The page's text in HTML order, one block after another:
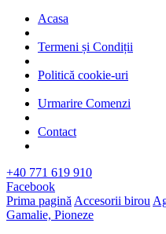
Acasa
Termeni și Condiții
Politică cookie-uri
Urmarire Comenzi
Contact
+40 771 619 910
Facebook
Prima pagină Accesorii birou
Gamalie, Pioneze